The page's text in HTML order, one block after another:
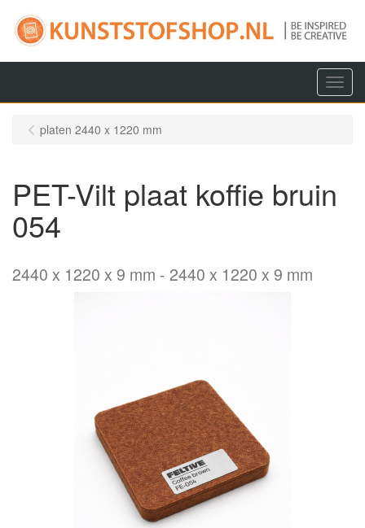
Menu
platen 2440 x 1220 mm
PET-Vilt plaat koffie bruin
054
2440 x 1220 x 9 mm 2440 x 1220 x 9 mm